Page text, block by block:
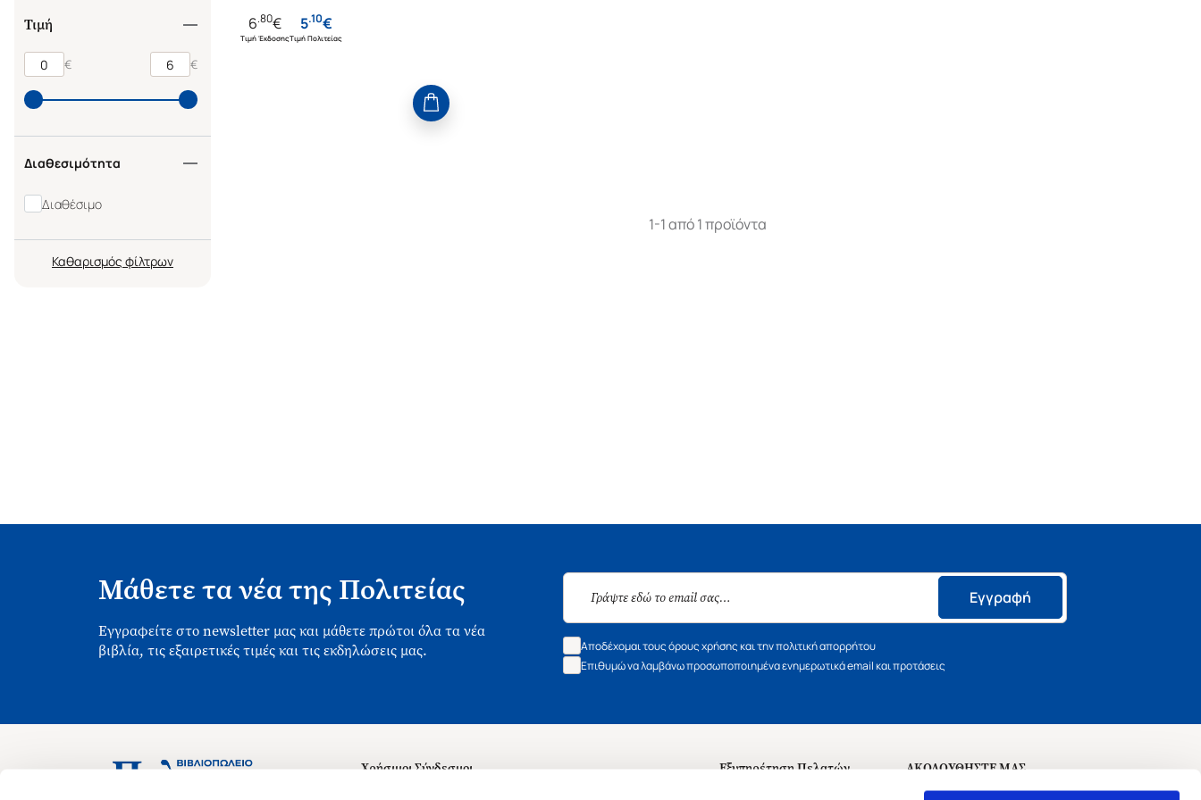
Τιμή
€ €
Διαθεσιμότητα
Διαθέσιμο
Καθαρισμός
6.80€
Τιμή Έκδοσης
5.10€
Τιμή Πολιτείας
1-1 από 1 προϊόντα
Μάθετε τα νέα της Πολιτείας
Εγγραφείτε στο newsletter μας και μάθετε πρώτοι όλα τα νέα
βιβλία, τις εξαιρετικές τιμές και τις εκδηλώσεις μας.
Εγγραφή
Αποδέχομαι τους όρους χρήσης και την πολιτική απορρήτου
Επιθυμώ να λαμβάνω προσωποποιημένα ενημερωτικά email και προτάσεις
Χρήσιμοι Σύνδεσμοι
Εξυπηρέτηση Πελατών
ΑΚΟΛΟΥΘΗΣΤΕ ΜΑΣ